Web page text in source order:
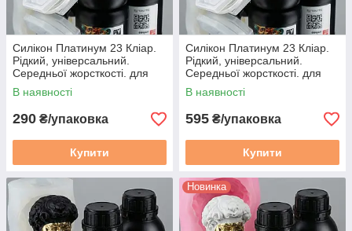
Силікон Платинум 23 Кліар.
Рідкий, універсальний.
Середньої жорсткості. для
форм. 0.2 кг
В наявності
290 ₴/упаковка
Купити
Силікон Платинум 23 Кліар.
Рідкий, універсальний.
Середньої жорсткості. для
форм. 0.5 кг
В наявності
595 ₴/упаковка
Купити
Новинка